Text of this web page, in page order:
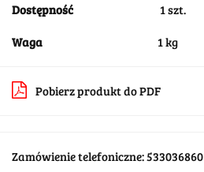
Dostępność 1szt.
Waga 1 kg
Pobierz produkt do PDF
Zamówienie telefoniczne: 533036860